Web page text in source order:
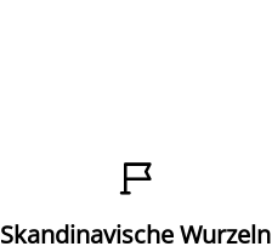

Skandinavische Wurzeln